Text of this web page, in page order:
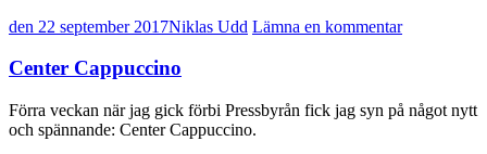
den 22 september 2017Niklas Udd Lämna en kommentar
Center Cappuccino
Förra veckan när jag gick förbi Pressbyrån fick jag syn på något nytt
och spännande: Center Cappuccino.